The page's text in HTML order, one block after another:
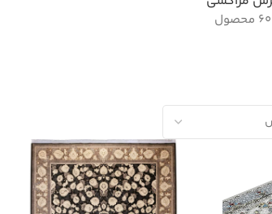
60 محصول